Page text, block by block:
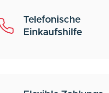
Telefonische
Einkaufshilfe